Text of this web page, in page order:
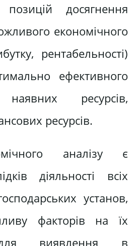
досягнення
економічного
рентабельності)
ефективного
наявних ресурсів,
ресурсів.
аналізу є
діяльності всіх
установ,
факторів на їх
виявлення в